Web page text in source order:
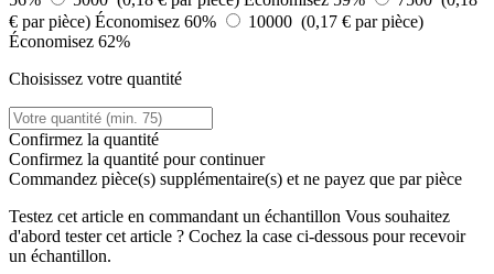
€ par pièce) Économisez 60%
10000 (0,17 € par pièce)
Économisez 62%
Choisissez votre quantité
Confirmez la quantité
Confirmez la quantité pour continuer
Commandez pièce(s) supplémentaire(s) et ne payez que par pièce
Testez cet article en commandant un échantillon Vous souhaitez
d'abord tester cet article ? Cochez la case ci-dessous pour recevoir
un échantillon.